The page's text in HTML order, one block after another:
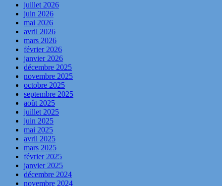
juillet 2026
juin 2026
mai 2026
avril 2026
mars 2026
février 2026
janvier 2026
décembre 2025
novembre 2025
octobre 2025
septembre 2025
août 2025
juillet 2025
juin 2025
mai 2025
avril 2025
mars 2025
février 2025
janvier 2025
décembre 2024
novembre 2024